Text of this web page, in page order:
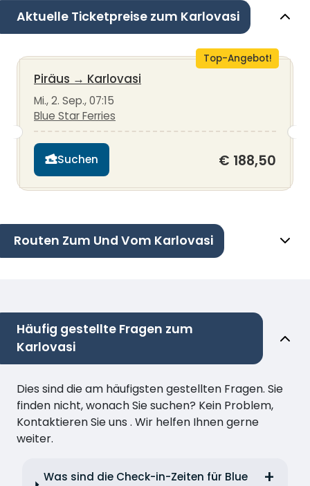
Aktuelle Ticketpreise zum Karlovasi
Top-Angebot!
Piräus → Karlovasi
Mi., 2. Sep., 07:15
Blue Star Ferries
Suchen € 188,50
Routen Zum Und Vom Karlovasi
Häufig gestellte Fragen zum
Karlovasi
Dies sind die am häufigsten gestellten Fragen. Sie
finden nicht, wonach Sie suchen? Kein Problem,
Kontaktieren Sie uns . Wir helfen Ihnen gerne
weiter.
Was sind die Check-in-Zeiten für Blue